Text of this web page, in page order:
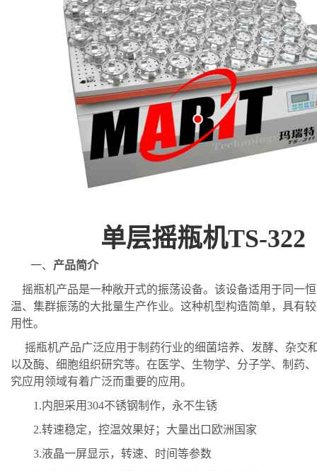
单层摇瓶机TS-322
一、 产品简介
摇瓶机产品是一种敞开式的振荡设备。该设备适用于同一
温、集群振荡的大批量生产作业。这种机型构造简单，具有
用性。
摇瓶机产品广泛应用于制药行业的细菌培养、发酵、杂交
以及酶、细胞组织研究等。在医学、生物学、分子学、制药
究应用领域有着广泛而重要的应用。
1.内胆采用304不锈钢制作，永不生锈
2.转速稳定，控温效果好；大量出口欧洲国家
3.液晶一屏显示，转速、时间等参数